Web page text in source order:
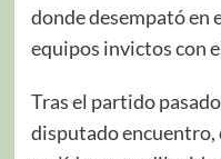
donde desempató en
equipos invictos con
Tras el partido
disputado encuentro,